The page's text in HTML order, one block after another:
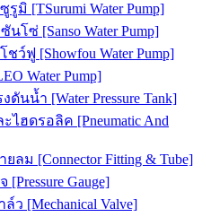
มิ [TSurumi Water Pump]
โซ่ [Sanso Water Pump]
ว์ฟู [Showfou Water Pump]
Water Pump]
นน้ำ [Water Pressure Tank]
ฮดรอลิค [Pneumatic And
ลม [Connector Fitting & Tube]
[Pressure Gauge]
ว [Mechanical Valve]